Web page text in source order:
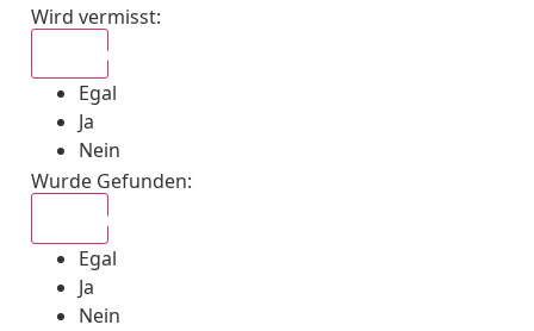
Wird vermisst:
Egal
Ja
Nein
Wurde Gefunden:
Egal
Ja
Nein